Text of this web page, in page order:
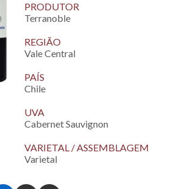
PRODUTOR
Terranoble
REGIÃO
Vale Central
PAÍS
Chile
UVA
Cabernet Sauvignon
VARIETAL / ASSEMBLAGEM
Varietal